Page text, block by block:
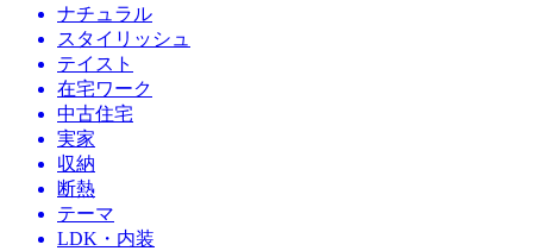
ナチュラル
スタイリッシュ
テイスト
在宅ワーク
中古住宅
実家
収納
断熱
テーマ
LDK・内装